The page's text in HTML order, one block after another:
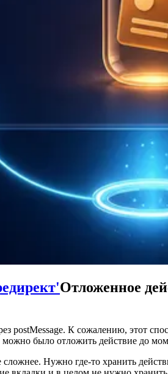
Отложенное
postMessage. К сожалению, этот
было отложить действие до
Нужно где-то хранить